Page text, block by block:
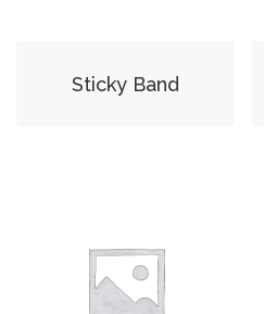
Sticky Band